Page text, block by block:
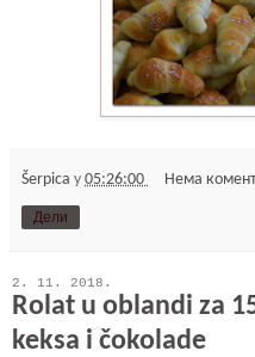
Šerpica у 05:26:00 Нема
Дели
2. 11. 2018.
Rolat u oblandi za
keksa i čokolade